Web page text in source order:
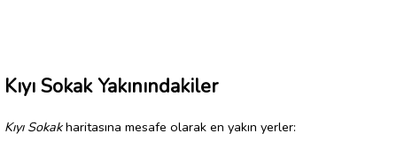
Kıyı Sokak Yakınındakiler
Kıyı Sokakharitasına mesafe olarak en yakın yerler: